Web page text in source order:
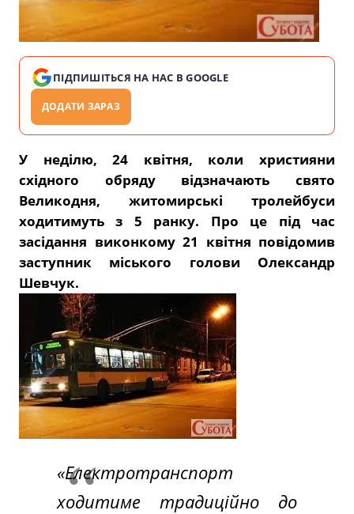
ПІДПИШІТЬСЯ НА НАС В GOOGLE
ДОДАТИ ЗАРАЗ
У неділю, 24 квітня, коли християни
східного обряду відзначають свято
Великодня, житомирські тролейбуси
ходитимуть з 5 ранку. Про це під час
засідання виконкому 21 квітня повідомив
заступник міського голови Олександр
Шевчук.
«Електротранспорт
ходитиме традиційно до